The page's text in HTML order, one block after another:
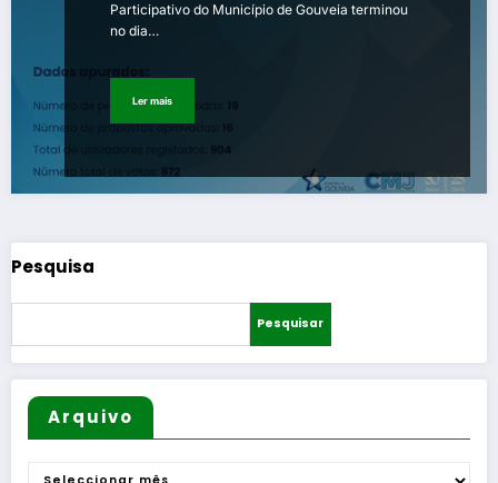
Participativo do Município de Gouveia terminou
no dia…
Ler mais
Pesquisa
Pesquisar
Arquivo
Arquivo